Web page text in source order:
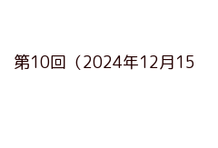
第10回 （2024年12月15